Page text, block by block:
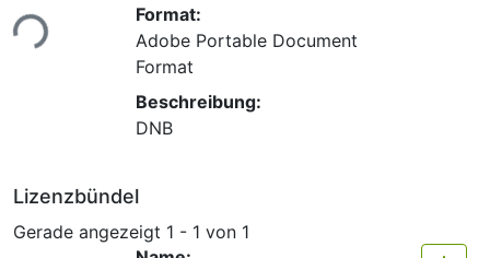
Format:
Adobe Portable Document
Format
Beschreibung:
DNB
Lizenzbündel
Gerade angezeigt 1 - 1 von 1